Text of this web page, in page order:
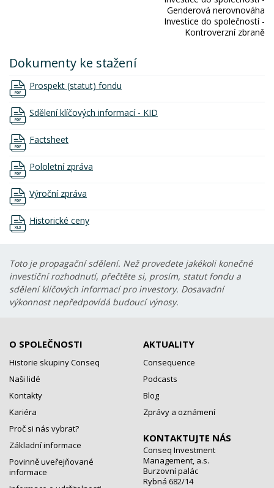
Genderová nerovnováha
Investice do společností -
Kontroverzní zbraně
Dokumenty ke stažení
Prospekt (statut) fondu
Sdělení klíčových informací - KID
Factsheet
Pololetní zpráva
Výroční zpráva
Historické ceny
Toto je propagační sdělení. Než provedete jakékoli konečné
investiční rozhodnutí, přečtěte si, prosím, statut fondu a
sdělení klíčových informací pro investory. Dosavadní
výkonnost nepředpovídá budoucí výnosy.
O SPOLEČNOSTI
Historie skupiny Conseq
Naši lidé
Kontakty
Kariéra
Proč si nás vybrat?
Základní informace
Povinně uveřejňované
informace
AKTUALITY
Consequence
Podcasts
Blog
Zprávy a oznámení
KONTAKTUJTE NÁS
Conseq Investment
Management, a.s.
Burzovní palác
Rybná 682/14